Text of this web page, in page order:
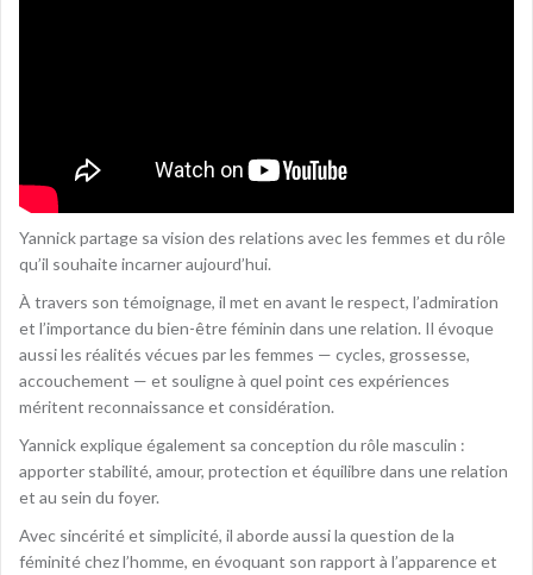
Yannick partage sa vision des relations avec les femmes et du rôle
qu’il souhaite incarner aujourd’hui.
À travers son témoignage, il met en avant le respect, l’admiration
et l’importance du bien-être féminin dans une relation. Il évoque
aussi les réalités vécues par les femmes — cycles, grossesse,
accouchement — et souligne à quel point ces expériences
méritent reconnaissance et considération.
Yannick explique également sa conception du rôle masculin :
apporter stabilité, amour, protection et équilibre dans une relation
et au sein du foyer.
Avec sincérité et simplicité, il aborde aussi la question de la
féminité chez l’homme, en évoquant son rapport à l’apparence et